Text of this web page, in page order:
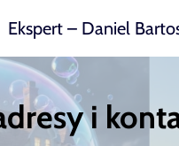
Ekspert – Daniel
i